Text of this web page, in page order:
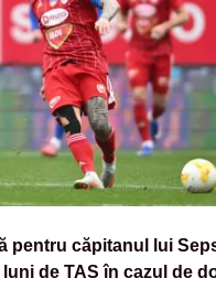
pentru căpitanul lui
de TAS în cazul de